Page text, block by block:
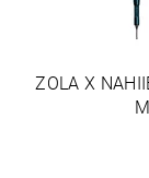
ZOLA X